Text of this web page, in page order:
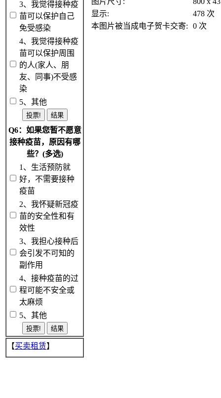
3、我觉得接种疫
苗可以保护自己
免受感染
4、我觉得接种疫
苗可以保护周围
的人(家人、朋
友、同事)不受感
染
5、其他
Q6：如果您暂不愿意
接种疫苗，原因有哪
些？(多选)
1、生活预防就
好，不需要接种
疫苗
2、我怀疑新冠疫
苗的安全性和有
效性
3、我担心接种后
会引发不可知的
副作用
4、接种疫苗的过
程可能不安全或
太麻烦
5、其他
【买卖租赁】
显示:
478 次
本图片被当成电子贺卡交寄:
0 次